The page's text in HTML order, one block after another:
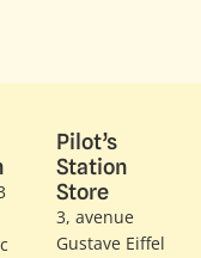
Pilot’s
Station
Store
3, avenue
Gustave Eiffel​